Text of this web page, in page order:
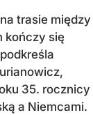
trasie między
kończy się
35. rocznicy
a Niemcami.